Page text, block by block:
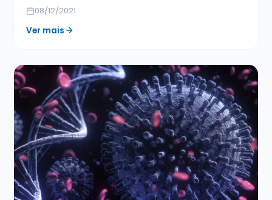
08/12/2021
Ver mais